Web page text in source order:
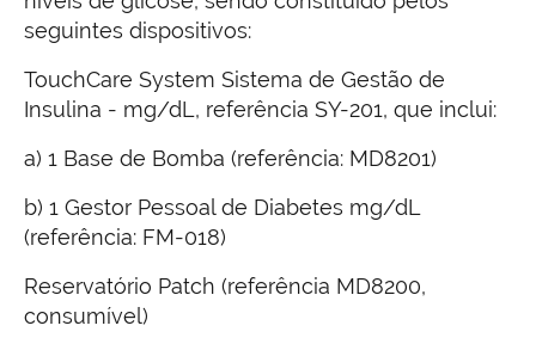
seguintes dispositivos:
TouchCare System Sistema de Gestão de
Insulina - mg/dL, referência SY-201, que inclui:
a) 1 Base de Bomba (referência: MD8201)
b) 1 Gestor Pessoal de Diabetes mg/dL
(referência: FM-018)
Reservatório Patch (referência MD8200,
consumível)